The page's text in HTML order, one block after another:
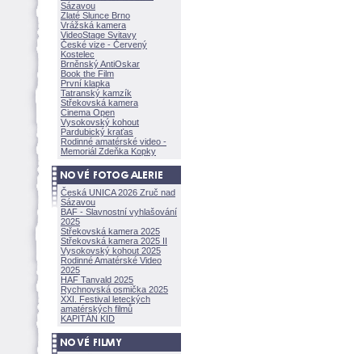
Sázavou
Zlaté Slunce Brno
Vrážská kamera
VideoStage Svitavy
České vize - Červený
Kostelec
Brněnský AntiOskar
Book the Film
První klapka
Tatranský kamzík
Střekovská kamera
Cinema Open
Vysokovský kohout
Pardubický kraťas
Rodinné amatérské video -
Memoriál Zdeňka Kopky
Česká UNICA 2026 Zruč nad
Sázavou
BAF - Slavnostní vyhlašování
2025
Střekovská kamera 2025
Střekovská kamera 2025 II
Vysokovský kohout 2025
Rodinné Amatérské Video
2025
HAF Tanvald 2025
Rychnovská osmička 2025
XXI. Festival leteckých
amatérských filmů
KAPITÁN KID